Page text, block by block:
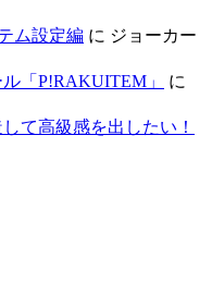
ム設定編 に ジョーカー
「P!RAKUITEM」
に
て高級感を出したい！